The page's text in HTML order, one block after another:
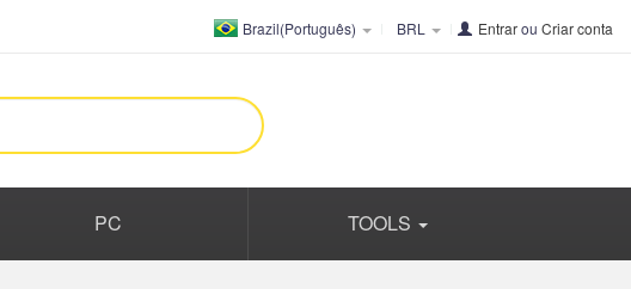
Brazil(Português) BRL Entrarou Criar conta
PC TOOLS